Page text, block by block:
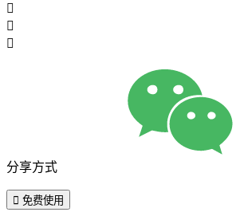



分享方式
 免费使用